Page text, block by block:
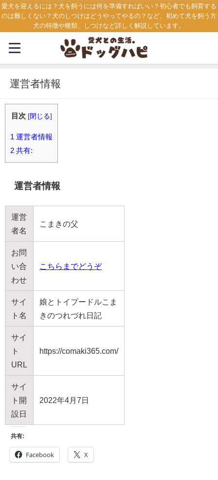
愛犬を迎えるには？犬を飼うには何を準備すればいい？初心者でも飼育する
のは難しくない？犬のしつけはどうやってやるの？など、初めて犬を飼う方
犬の特徴や種類、しつけなど詳しく解説しています。
運営者情報
目次 [閉じる]
1 運営者情報
2 共有:
運営者情報
運営
者名
こまきの父
お問
い合
わせ
こちらまでどうぞ
サイ
ト名
娘とトイプードルこま
きのつれづれ日記
サイ
ト
URL
https://comaki365.com/
サイ
ト開
設日
2022年4月7日
共有:
Facebook X